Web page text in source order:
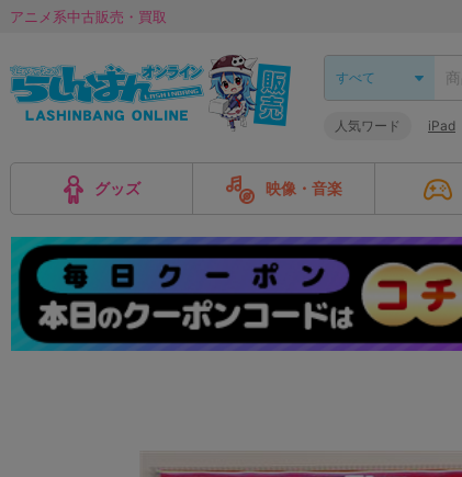
アニメ系中古販売・買取
人気ワード iPad
グッズ 映像・音楽